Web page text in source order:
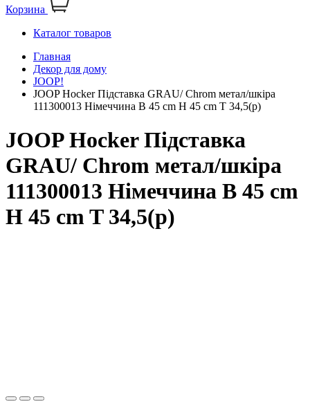
Корзина
Каталог товаров
Главная
Декор для дому
JOOP!
JOOP Hocker Підставка GRAU/ Chrom метал/шкіра
111300013 Німеччина B 45 cm H 45 cm T 34,5(р)
JOOP Hocker Підставка
GRAU/ Chrom метал/шкіра
111300013 Німеччина B 45 cm
H 45 cm T 34,5(р)